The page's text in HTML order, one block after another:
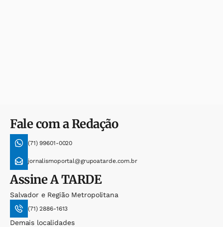
Fale com a Redação
(71) 99601-0020
jornalismoportal@grupoatarde.com.br
AssineA TARDE
Salvador e Região Metropolitana
(71) 2886-1613
Demais localidades